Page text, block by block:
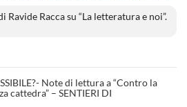
Ravide Racca su “La letteratura e noi”.
Note di lettura a “Contro la
cattedra” – SENTIERI DI